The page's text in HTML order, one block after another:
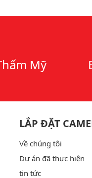
Mỹ
LẮP ĐẶT
Về chúng tôi
Dự án đã thực hiện
tin tức